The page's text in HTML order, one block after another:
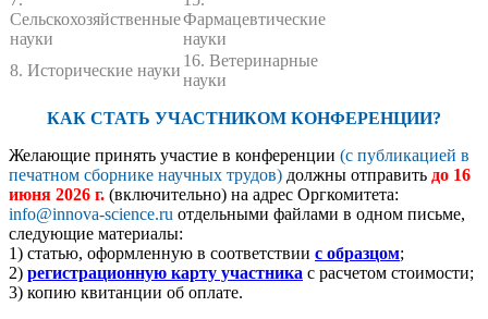
Сельскохозяйственные
науки
Фармацевтические
науки
8. Исторические науки
16. Ветеринарные
науки
КАК СТАТЬ УЧАСТНИКОМ КОНФЕРЕНЦИИ?
Желающие принять участие в конференции (с публикацией в
печатном сборнике научных трудов) должны отправить до 16
июня 2026 г. (включительно) на адрес Оргкомитета:
info@innova-science.ru отдельными файлами в одном письме,
следующие материалы:
1) статью, оформленную в соответствии с образцом;
2) регистрационную карту участника с расчетом стоимости;
3) копию квитанции об оплате.